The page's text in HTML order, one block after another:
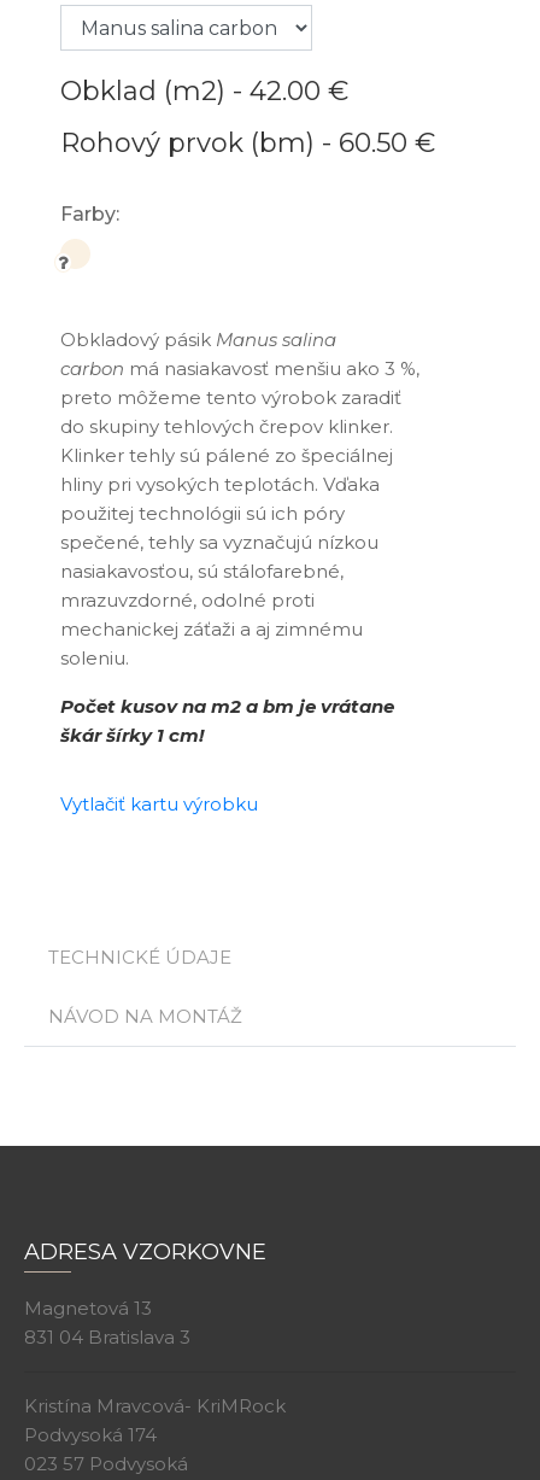
Obklad (m2) - 42.00 €
Rohový prvok (bm) - 60.50 €
Farby:
Obkladový pásik Manus salina
carbon má nasiakavosť menšiu ako 3 %,
preto môžeme tento výrobok zaradiť
do skupiny tehlových črepov klinker.
Klinker tehly sú pálené zo špeciálnej
hliny pri vysokých teplotách. Vďaka
použitej technológii sú ich póry
spečené, tehly sa vyznačujú nízkou
nasiakavosťou, sú stálofarebné,
mrazuvzdorné, odolné proti
mechanickej záťaži a aj zimnému
soleniu.
Počet kusov na m2 a bm je vrátane
škár šírky 1 cm!
Vytlačiť kartu výrobku
TECHNICKÉ ÚDAJE
NÁVOD NA MONTÁŽ
ADRESA VZORKOVNE
Magnetová 13
831 04 Bratislava 3
Kristína Mravcová- KriMRock
Podvysoká 174
023 57 Podvysoká